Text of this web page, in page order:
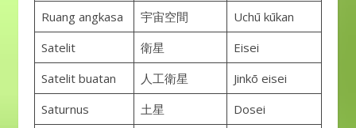
Ruang angkasa
宇宙空間
Uchū kūkan
Satelit
衛星
Eisei
Satelit buatan
人工衛星
Jinkō eisei
Saturnus
土星
Dosei